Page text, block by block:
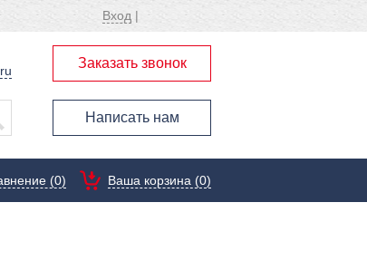
Вход |
Заказать звонок
Написать нам
Ваша корзина (0)
(0)